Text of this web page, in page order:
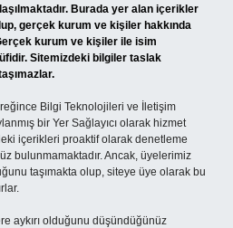
Burada yer alan içerikler
gerçek kurum ve kişiler hakkında
kurum ve kişiler ile isim
Sitemizdeki bilgiler taslak
Bilgi Teknolojileri ve İletişim
bir Yer Sağlayıcı olarak hizmet
içerikleri proaktif olarak denetleme
bulunmamaktadır. Ancak, üyelerimiz
taşımakta olup, siteye üye olarak bu
aykırı olduğunu düşündüğünüz